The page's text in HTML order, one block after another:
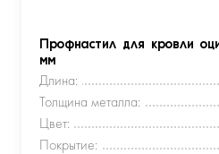
Профнастил для кровли
мм
Длина:
Толщина металла:
Цвет:
Покрытие: